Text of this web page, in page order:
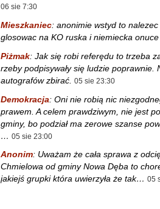
06 sie 7:30
Mieszkaniec: anonimie wstyd to nalezec
glosowac na KO ruska i niemiecka onuce
Piżmak: Jak się robi referędu to trzeba
rzeby podpisywały się ludzie poprawnie.
autografów zbirać. 05 sie 23:30
Demokracja: Oni nie robią nic
prawem. A celem prawdziwym, nie jest
gminy, bo podział ma zerowe szanse
… 05 sie 23:00
Anonim: Uważam że cała sprawa z
Chmielowa od gminy Nowa Dęba to
jakiejś grupki która uwierzyła że tak… 05